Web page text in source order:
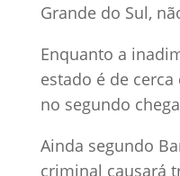
Grande do Sul,
Enquanto a
estado é de
no segundo
Ainda segundo
criminal causará